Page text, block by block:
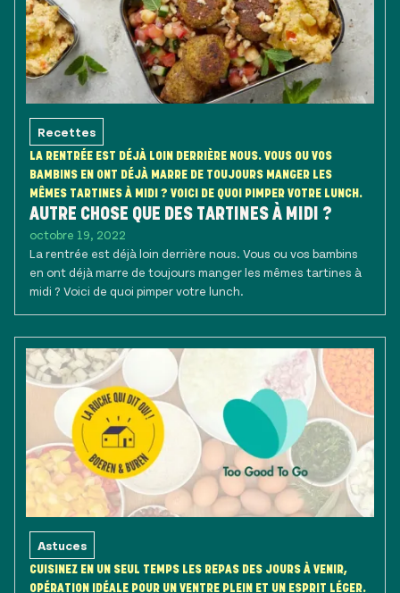
Recettes
LA RENTRÉE EST DÉJÀ LOIN DERRIÈRE NOUS. VOUS OU VOS
BAMBINS EN ONT DÉJÀ MARRE DE TOUJOURS MANGER LES
MÊMES TARTINES À MIDI ? VOICI DE QUOI PIMPER VOTRE LUNCH.
AUTRE CHOSE QUE DES TARTINES À MIDI ?
octobre 19, 2022
La rentrée est déjà loin derrière nous. Vous ou vos bambins
en ont déjà marre de toujours manger les mêmes tartines à
midi ? Voici de quoi pimper votre lunch.
Astuces
CUISINEZ EN UN SEUL TEMPS LES REPAS DES JOURS À VENIR,
OPÉRATION IDÉALE POUR UN VENTRE PLEIN ET UN ESPRIT LÉGER.